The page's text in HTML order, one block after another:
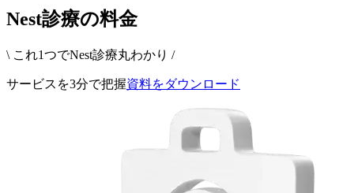
Nest診療の料金
\ これ1つでNest診療丸わかり /
サービスを3分で把握資料をダウンロード